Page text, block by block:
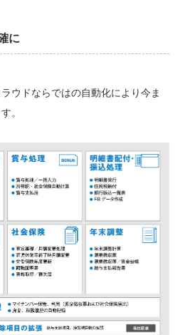
に
ウドならではの自動化により今ま
。